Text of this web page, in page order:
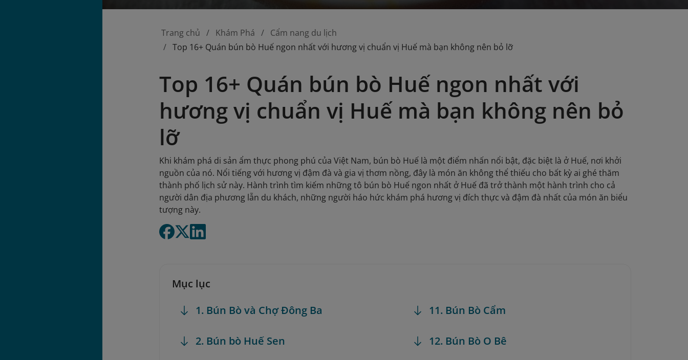
Trang chủ Khám Phá
Cẩm nang du lịch
Top 16+ Quán bún bò Huế ngon nhất với hương vị chuẩn vị Huế mà bạn không nên bỏ lỡ
Top 16+ Quán bún bò Huế ngon nhất với
hương vị chuẩn vị Huế mà bạn không nên bỏ
lỡ
Khi khám phá di sản ẩm thực phong phú của Việt Nam, bún bò Huế là một điểm nhấn nổi bật, đặc biệt là ở Huế, nơi khởi
nguồn của nó. Nổi tiếng với hương vị đậm đà và gia vị thơm nồng, đây là món ăn không thể thiếu cho bất kỳ ai ghé thăm
thành phố lịch sử này. Hành trình tìm kiếm những tô bún bò Huế ngon nhất ở Huế đã trở thành một hành trình cho cả
người dân địa phương lẫn du khách, những người háo hức khám phá hương vị đích thực và đậm đà nhất của món ăn biểu
tượng này.
Mục lục
1. Bún Bò và Chợ Đông Ba
2. Bún bò Huế Sen
11. Bún Bò Cẩm
12. Bún Bò O Bê